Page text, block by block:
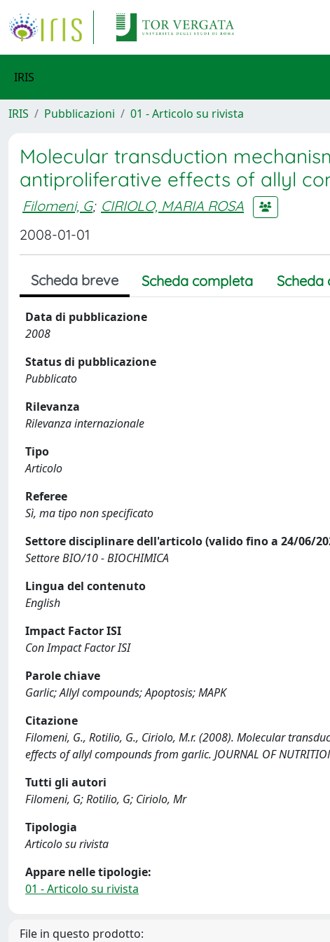
IRIS
IRIS Pubblicazioni 01 - Articolo su rivista
Molecular transduction
antiproliferative effects of allyl
Filomeni, G; CIRIOLO, MARIA ROSA
2008-01-01
Scheda breve Scheda completa Scheda
Data di pubblicazione
2008
Status di pubblicazione
Pubblicato
Rilevanza
Rilevanza internazionale
Tipo
Articolo
Referee
Sì, ma tipo non specificato
Settore disciplinare dell'articolo (valido fino a 24/06/
Settore BIO/10 - BIOCHIMICA
Lingua del contenuto
English
Impact Factor ISI
Con Impact Factor ISI
Parole chiave
Garlic; Allyl compounds; Apoptosis; MAPK
Citazione
Filomeni, G., Rotilio, G., Ciriolo, M.r. (2008). Molecular
effects of allyl compounds from garlic. JOURNAL OF
Tutti gli autori
Filomeni, G; Rotilio, G; Ciriolo, Mr
Tipologia
Articolo su rivista
Appare nelle tipologie:
01 - Articolo su rivista
File in questo prodotto: